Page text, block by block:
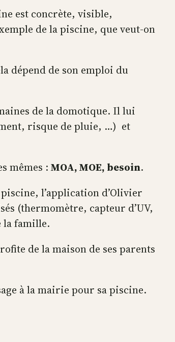
est concrète, visible,
de la piscine, que veut-on
dépend de son emploi du
de la domotique. Il lui
risque de pluie, …) et
mêmes : MOA, MOE, besoin.
l’application d’Olivier
(thermomètre, capteur d’UV,
la famille.
de la maison de ses parents
à la mairie pour sa piscine.